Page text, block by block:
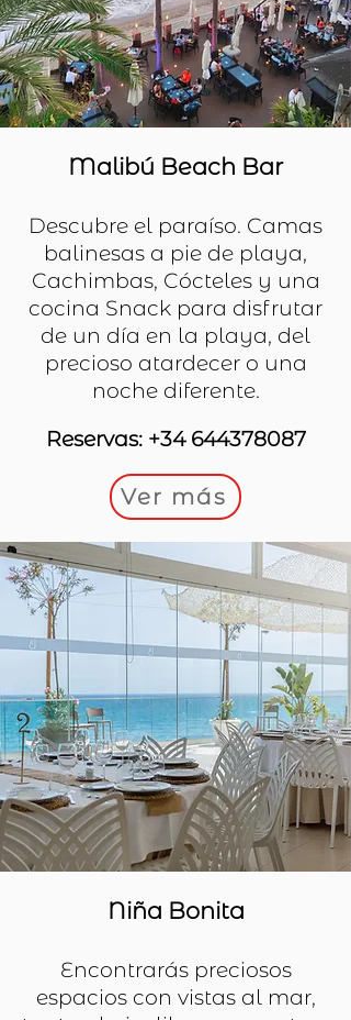
Malibú Beach Bar
Descubre el paraíso. Camas
balinesas a pie de playa,
Cachimbas, Cócteles y una
cocina Snack para disfrutar
de un día en la playa, del
precioso atardecer o una
noche diferente.
Reservas: +34 644378087
Ver más
Niña Bonita
Encontrarás preciosos
espacios con vistas al mar,